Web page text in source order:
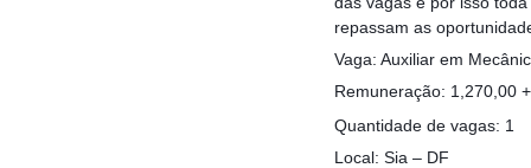
repassam as
Vaga: Auxiliar em
Remuneração: 1,270,00
Quantidade de vagas: 1
Local: Sia – DF